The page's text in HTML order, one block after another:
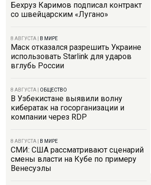
Бехруз Каримов подписал контракт
со швейцарским «Лугано»
8 АВГУСТА В МИРЕ
Маск отказался разрешить Украине
использовать Starlink для ударов
вглубь России
8 АВГУСТА ОБЩЕСТВО
В Узбекистане выявили волну
кибератак на госорганизации и
компании через RDP
8 АВГУСТА В МИРЕ
СМИ: США рассматривают сценарий
смены власти на Кубе по примеру
Венесуэлы